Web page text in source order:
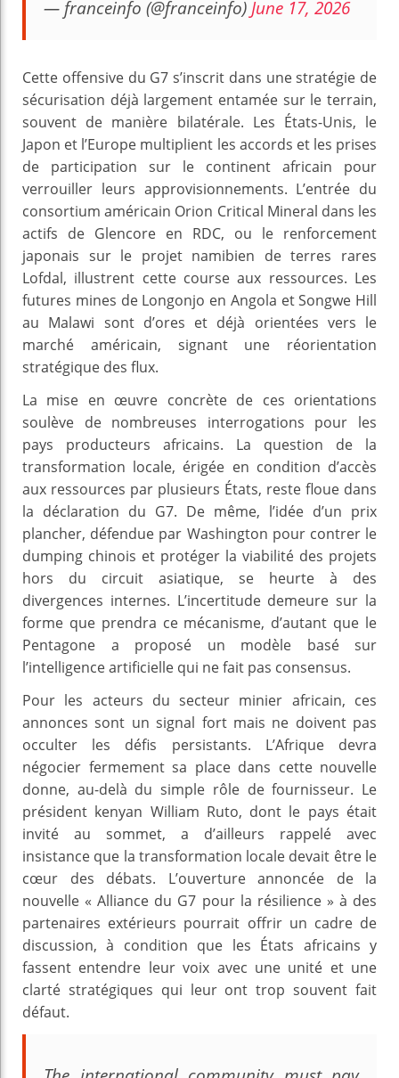
— franceinfo (@franceinfo) June 17, 2026
Cette offensive du G7 s’inscrit dans une stratégie de
sécurisation déjà largement entamée sur le terrain,
souvent de manière bilatérale. Les États-Unis, le
Japon et l’Europe multiplient les accords et les prises
de participation sur le continent africain pour
verrouiller leurs approvisionnements. L’entrée du
consortium américain Orion Critical Mineral dans les
actifs de Glencore en RDC, ou le renforcement
japonais sur le projet namibien de terres rares
Lofdal, illustrent cette course aux ressources. Les
futures mines de Longonjo en Angola et Songwe Hill
au Malawi sont d’ores et déjà orientées vers le
marché américain, signant une réorientation
stratégique des flux.
La mise en œuvre concrète de ces orientations
soulève de nombreuses interrogations pour les
pays producteurs africains. La question de la
transformation locale, érigée en condition d’accès
aux ressources par plusieurs États, reste floue dans
la déclaration du G7. De même, l’idée d’un prix
plancher, défendue par Washington pour contrer le
dumping chinois et protéger la viabilité des projets
hors du circuit asiatique, se heurte à des
divergences internes. L’incertitude demeure sur la
forme que prendra ce mécanisme, d’autant que le
Pentagone a proposé un modèle basé sur
l’intelligence artificielle qui ne fait pas consensus.
Pour les acteurs du secteur minier africain, ces
annonces sont un signal fort mais ne doivent pas
occulter les défis persistants. L’Afrique devra
négocier fermement sa place dans cette nouvelle
donne, au-delà du simple rôle de fournisseur. Le
président kenyan William Ruto, dont le pays était
invité au sommet, a d’ailleurs rappelé avec
insistance que la transformation locale devait être le
cœur des débats. L’ouverture annoncée de la
nouvelle « Alliance du G7 pour la résilience » à des
partenaires extérieurs pourrait offrir un cadre de
discussion, à condition que les États africains y
fassent entendre leur voix avec une unité et une
clarté stratégiques qui leur ont trop souvent fait
défaut.